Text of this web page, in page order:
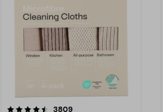
3809recensioner
4.0av 5 stjärnor